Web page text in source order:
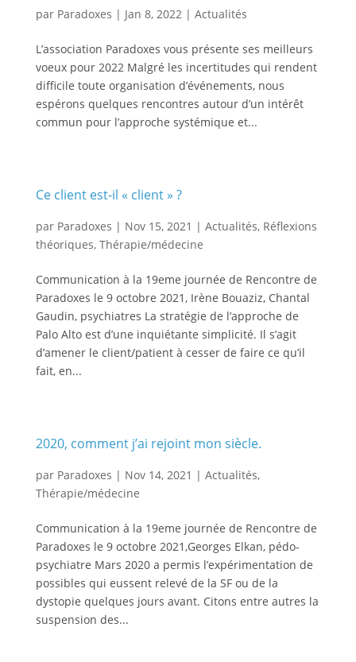
par Paradoxes | Jan 8, 2022| Actualités
L’association Paradoxes vous présente ses meilleurs
voeux pour 2022 Malgré les incertitudes qui rendent
difficile toute organisation d’événements, nous
espérons quelques rencontres autour d’un intérêt
commun pour l’approche systémique et...
Ce client est-il « client » ?
par Paradoxes | Nov 15, 2021 | Actualités, Réflexions
théoriques, Thérapie/médecine
Communication à la 19eme journée de Rencontre de
Paradoxes le 9 octobre 2021, Irène Bouaziz, Chantal
Gaudin, psychiatres La stratégie de l’approche de
Palo Alto est d’une inquiétante simplicité. Il s’agit
d’amener le client/patient à cesser de faire ce qu’il
fait, en...
2020, comment j’ai rejoint mon siècle.
par Paradoxes | Nov 14, 2021 | Actualités,
Thérapie/médecine
Communication à la 19eme journée de Rencontre de
Paradoxes le 9 octobre 2021,Georges Elkan, pédo-
psychiatre Mars 2020 a permis l’expérimentation de
possibles qui eussent relevé de la SF ou de la
dystopie quelques jours avant. Citons entre autres la
suspension des...